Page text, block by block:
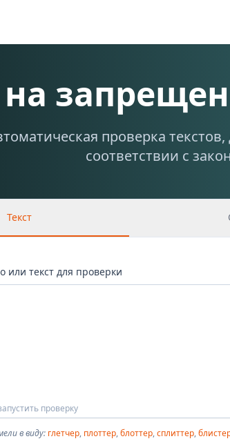
проверка
соответствии с
Текст
или текст для проверки
проверку
в виду: глетчер, плоттер,блоттер,сплиттер,